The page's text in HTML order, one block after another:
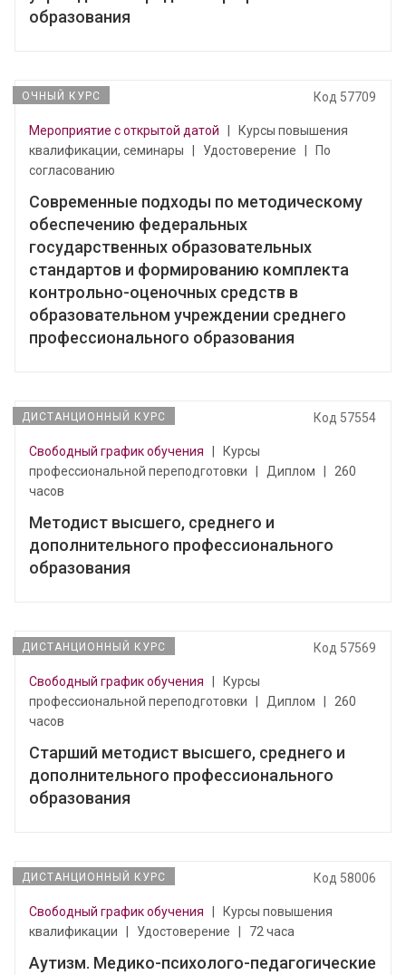
образования
ОЧНЫЙ КУРС Код 57709
Мероприятие с открытой датой
Курсы повышения
квалификации, семинары
Удостоверение
По
согласованию
Современные подходы по методическому
обеспечению федеральных
государственных образовательных
стандартов и формированию комплекта
контрольно-оценочных средств в
образовательном учреждении среднего
профессионального образования
ДИСТАНЦИОННЫЙ КУРС Код 57554
Свободный график обучения
Курсы
профессиональной переподготовки
Диплом
260
часов
Методист высшего, среднего и
дополнительного профессионального
образования
ДИСТАНЦИОННЫЙ КУРС Код 57569
Свободный график обучения
Курсы
профессиональной переподготовки
Диплом
260
часов
Старший методист высшего, среднего и
дополнительного профессионального
образования
ДИСТАНЦИОННЫЙ КУРС Код 58006
Свободный график обучения
Курсы повышения
квалификации
Удостоверение 72 часа
Аутизм. Медико-психолого-педагогические